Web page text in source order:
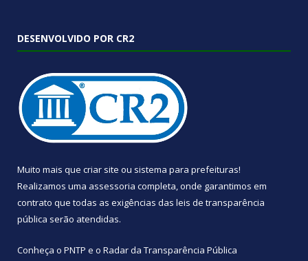
DESENVOLVIDO POR CR2
Muito mais que criar site ou sistema para prefeituras!
Realizamos uma assessoria completa, onde garantimos em
contrato que todas as exigências das leis de transparência
pública serão atendidas.
Conheça o PNTP e o Radar da Transparência Pública